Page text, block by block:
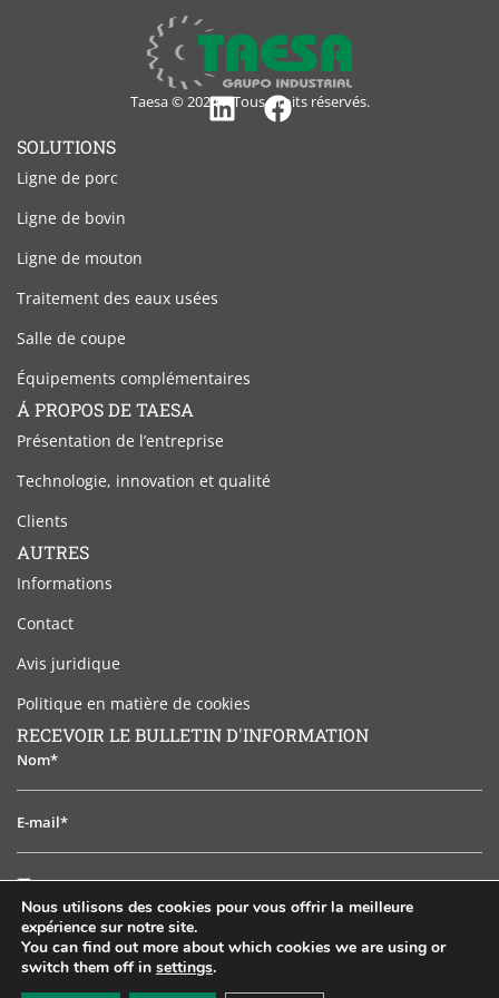
Taesa © 2024 – Tous droits réservés.
SOLUTIONS
Ligne de porc
Ligne de bovin
Ligne de mouton
Traitement des eaux usées
Salle de coupe
Équipements complémentaires
Á PROPOS DE TAESA
Présentation de l’entreprise
Technologie, innovation et qualité
Clients
AUTRES
Informations
Contact
Avis juridique
Politique en matière de cookies
RECEVOIR LE BULLETIN D'INFORMATION
Nom*
E-
J'ai
lu
et
j'accepte
l'avis
juridique
J'ai lu et j'accepte l'avis juridique
S'ABONNER
EN ES
Nous utilisons des cookies pour vous offrir la meilleure
expérience sur notre site.
You can find out more about which cookies we are using or
switch them off in settings.